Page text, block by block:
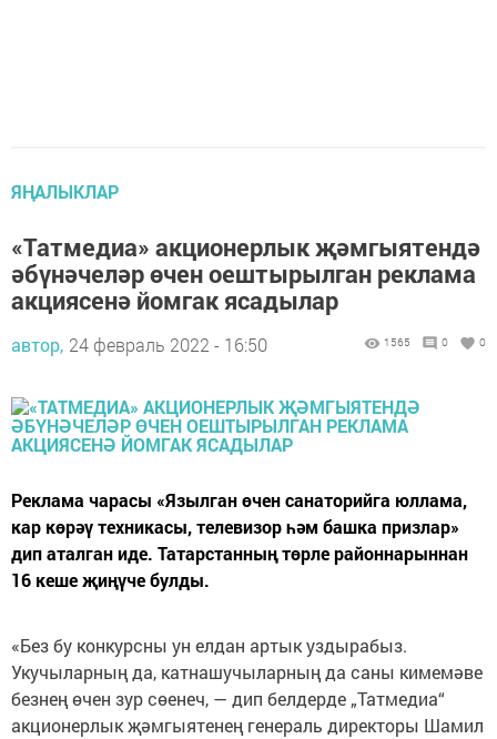
ЯҢАЛЫКЛАР
«Татмедиа» акционерлык җәмгыятендә
әбүнәчеләр өчен оештырылган реклама
акциясенә йомгак ясадылар
автор, 24 февраль 2022 - 16:50 1565 0 0
Реклама чарасы «Язылган өчен санаторийга юллама,
кар көрәү техникасы, телевизор һәм башка призлар»
дип аталган иде. Татарстанның төрле районнарыннан
16 кеше җиңүче булды.
«Без бу конкурсны ун елдан артык уздырабыз.
Укучыларның да, катнашучыларның да саны кимемәве
безнең өчен зур сөенеч, — дип белдерде „Татмедиа“
акционерлык җәмгыятенең генераль директоры Шамил